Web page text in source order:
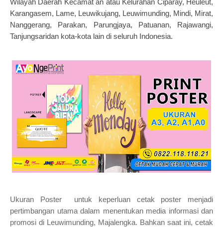
Wilayah Daerah Kecamat an atau Kelurahan Ciparay, Heuleut,
Karangasem, Lame, Leuwikujang, Leuwimunding, Mindi, Mirat,
Nanggerang, Parakan, Parungjaya, Patuanan, Rajawangi,
Tanjungsaridan kota-kota lain di seluruh Indonesia.
Ukuran Poster untuk keperluan cetak poster menjadi
pertimbangan utama dalam menentukan media informasi dan
promosi di Leuwimunding, Majalengka. Bahkan saat ini, cetak